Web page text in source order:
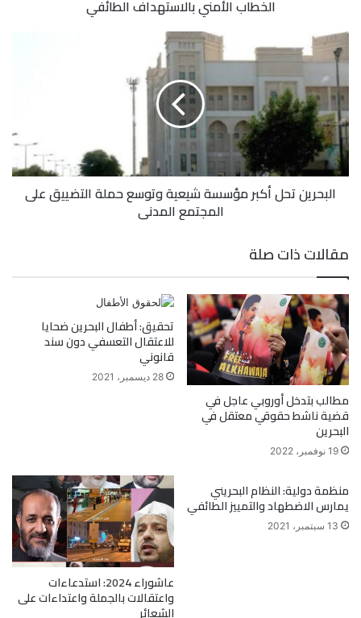
الخطاب الأمني بالاستهداف الطائفي
البحرين تحل أكبر مؤسسة شيعية وتوسع حملة التضييق على
المجتمع المدني
مقالات ذات صلة
مطالب بتدخل أوروبي عاجل في
قضية ناشط حقوقي معتقل في
البحرين
19 نوفمبر، 2022
تحقيق: أطفال البحرين ضحايا
للاعتقال التعسفي دون سند
قانوني
28 ديسمبر، 2021
منظمة دولية: النظام البحريني
يمارس الاضطهاد والتمييز الطائفي
13 سبتمبر، 2021
عاشوراء 2024: استدعاءات
واعتقالات بالجملة واعتداءات على
الشعائر